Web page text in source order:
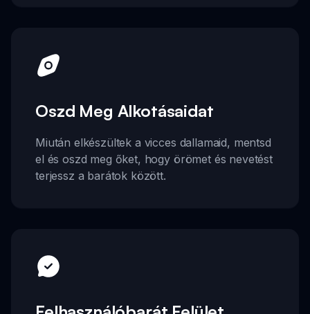
Oszd Meg Alkotásaidat
Miután elkészültek a vicces dallamaid, mentsd
el és oszd meg őket, hogy örömet és nevetést
terjessz a barátok között.